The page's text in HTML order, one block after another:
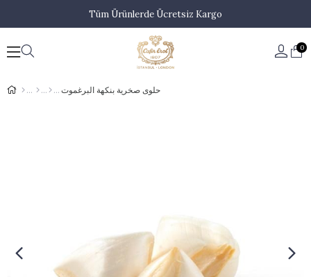
Tüm Ürünlerde Ücretsiz Kargo
0
حلوى صخرية بنكهة البرغموت